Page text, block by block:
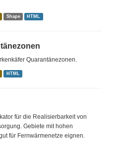
Shape HTML
Quarantänezonen.
HTML
für die Realisierbarkeit von
Gebiete mit hohen
für Fernwärmenetze eignen.